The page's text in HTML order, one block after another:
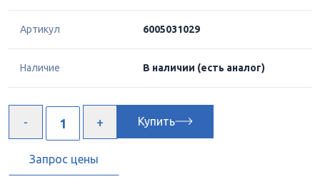
Артикул 6005031029
Наличие В наличии (есть аналог)
Купить
Запрос цены